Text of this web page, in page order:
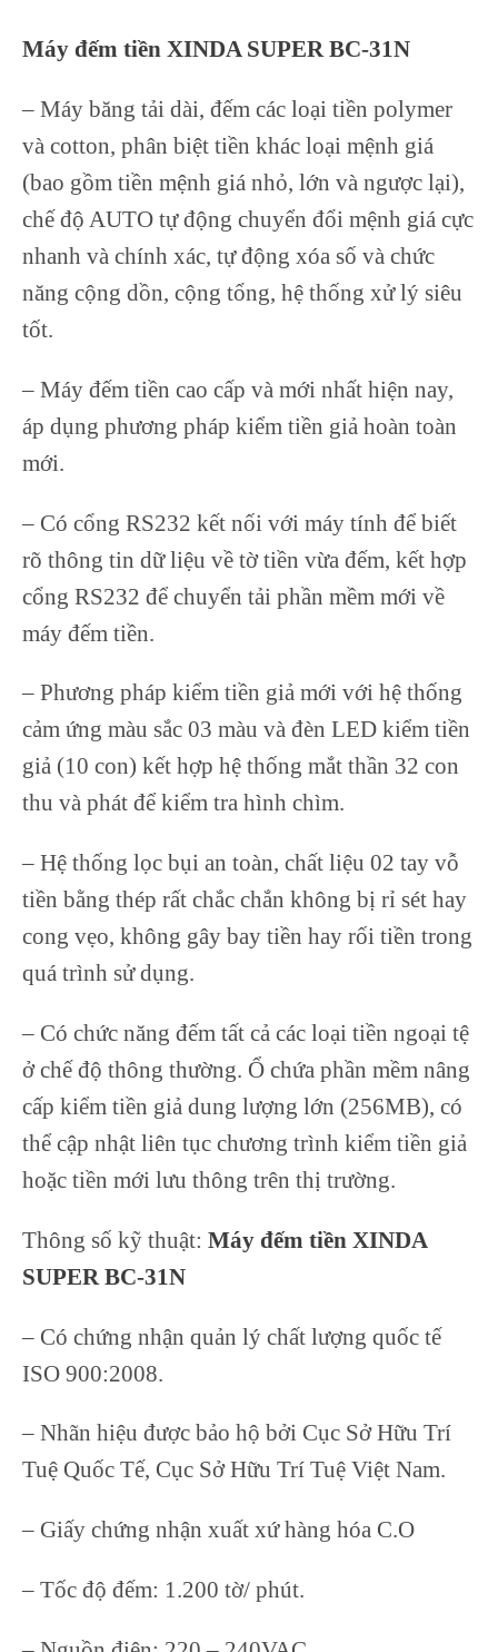
Máy đếm tiền XINDA SUPER BC-31N
– Máy băng tải dài, đếm các loại tiền polymer
và cotton, phân biệt tiền khác loại mệnh giá
(bao gồm tiền mệnh giá nhỏ, lớn và ngược lại),
chế độ AUTO tự động chuyển đổi mệnh giá cực
nhanh và chính xác, tự động xóa số và chức
năng cộng dồn, cộng tổng, hệ thống xử lý siêu
tốt.
– Máy đếm tiền cao cấp và mới nhất hiện nay,
áp dụng phương pháp kiểm tiền giả hoàn toàn
mới.
– Có cổng RS232 kết nối với máy tính để biết
rõ thông tin dữ liệu về tờ tiền vừa đếm, kết hợp
cổng RS232 để chuyển tải phần mềm mới về
máy đếm tiền.
– Phương pháp kiểm tiền giả mới với hệ thống
cảm ứng màu sắc 03 màu và đèn LED kiểm tiền
giả (10 con) kết hợp hệ thống mắt thần 32 con
thu và phát để kiểm tra hình chìm.
– Hệ thống lọc bụi an toàn, chất liệu 02 tay vỗ
tiền bằng thép rất chắc chắn không bị rỉ sét hay
cong vẹo, không gây bay tiền hay rối tiền trong
quá trình sử dụng.
– Có chức năng đếm tất cả các loại tiền ngoại tệ
ở chế độ thông thường. Ổ chứa phần mềm nâng
cấp kiểm tiền giả dung lượng lớn (256MB), có
thể cập nhật liên tục chương trình kiểm tiền giả
hoặc tiền mới lưu thông trên thị trường.
Thông số kỹ thuật: Máy đếm tiền XINDA
SUPER BC-31N
– Có chứng nhận quản lý chất lượng quốc tế
ISO 900:2008.
– Nhãn hiệu được bảo hộ bởi Cục Sở Hữu Trí
Tuệ Quốc Tế, Cục Sở Hữu Trí Tuệ Việt Nam.
– Giấy chứng nhận xuất xứ hàng hóa C.O
– Tốc độ đếm: 1.200 tờ/ phút.